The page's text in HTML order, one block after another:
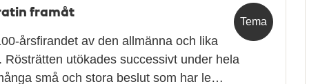
Tema
framåt
årsfirandet av den allmänna och lika
Rösträtten utökades successivt under hela
små och stora beslut som har le…